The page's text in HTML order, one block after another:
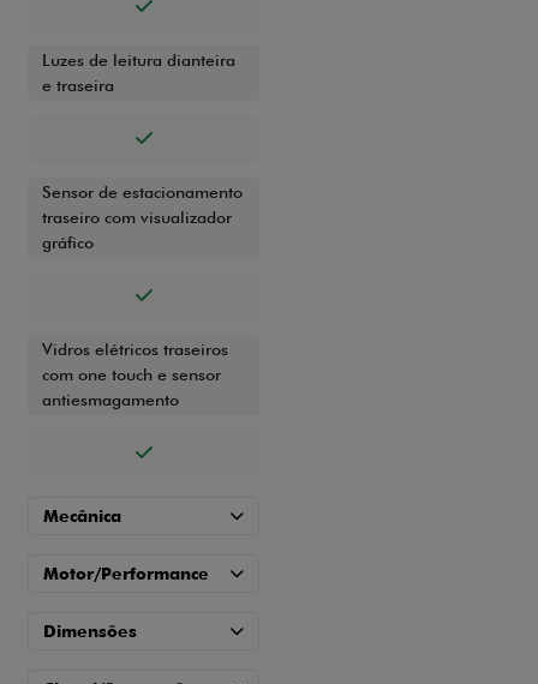
Luzes de leitura dianteira
e traseira
Sensor de estacionamento
traseiro com visualizador
gráfico
Vidros elétricos traseiros
com one touch e sensor
antiesmagamento
Mecânica
Motor/Performance
Dimensões